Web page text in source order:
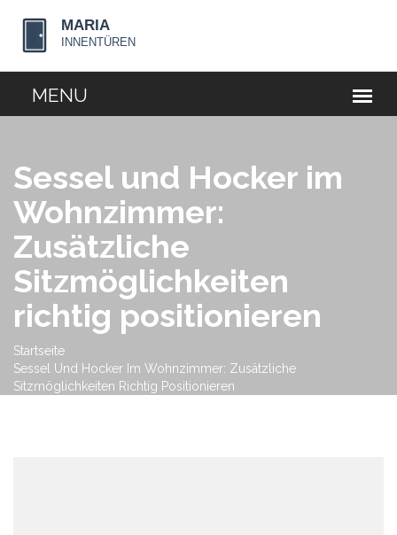
Sessel und Hocker im
Wohnzimmer:
Zusätzliche
Sitzmöglichkeiten
richtig positionieren
Startseite
Sessel Und Hocker Im Wohnzimmer: Zusätzliche
Sitzmöglichkeiten Richtig Positionieren